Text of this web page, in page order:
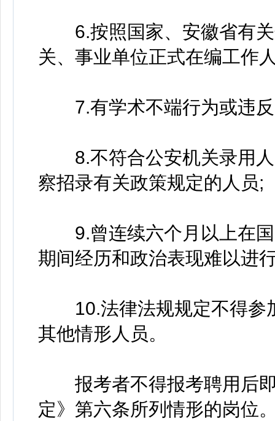
6.按照国家、安徽省有关
关、事业单位正式在编工作
7.有学术不端行为或违反
8.不符合公安机关录用人
察招录有关政策规定的人员;
9.曾连续六个月以上在国(
期间经历和政治表现难以进
10.法律法规规定不得参
其他情形人员。
报考者不得报考聘用后即
定》第六条所列情形的岗位